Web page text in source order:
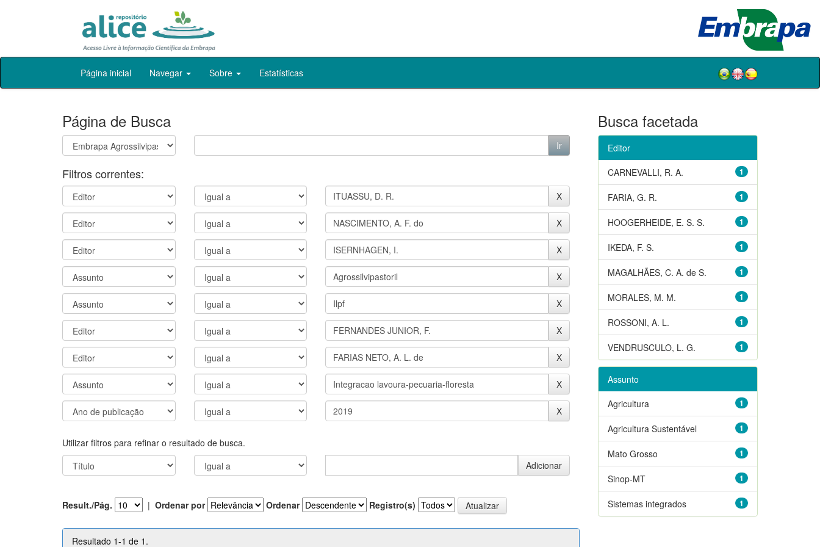
Skip
Página inicial Navegar Sobre Estatísticas
Página de Busca
Filtros correntes:
Utilizar filtros para refinar o resultado de busca.
Result./Pág. | Ordenar por Ordenar Registro(s)
Resultado 1-1 de 1.
Busca facetada
Editor
1
CARNEVALLI, R. A.
1
FARIA, G. R.
1
HOOGERHEIDE, E. S. S.
1
IKEDA, F. S.
1
MAGALHÃES, C. A. de S.
1
MORALES, M. M.
1
ROSSONI, A. L.
1
VENDRUSCULO, L. G.
Assunto
1
Agricultura
1
Agricultura Sustentável
1
Mato Grosso
1
Sinop-MT
1
Sistemas integrados